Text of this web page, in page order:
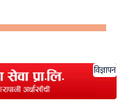
विज्ञापन